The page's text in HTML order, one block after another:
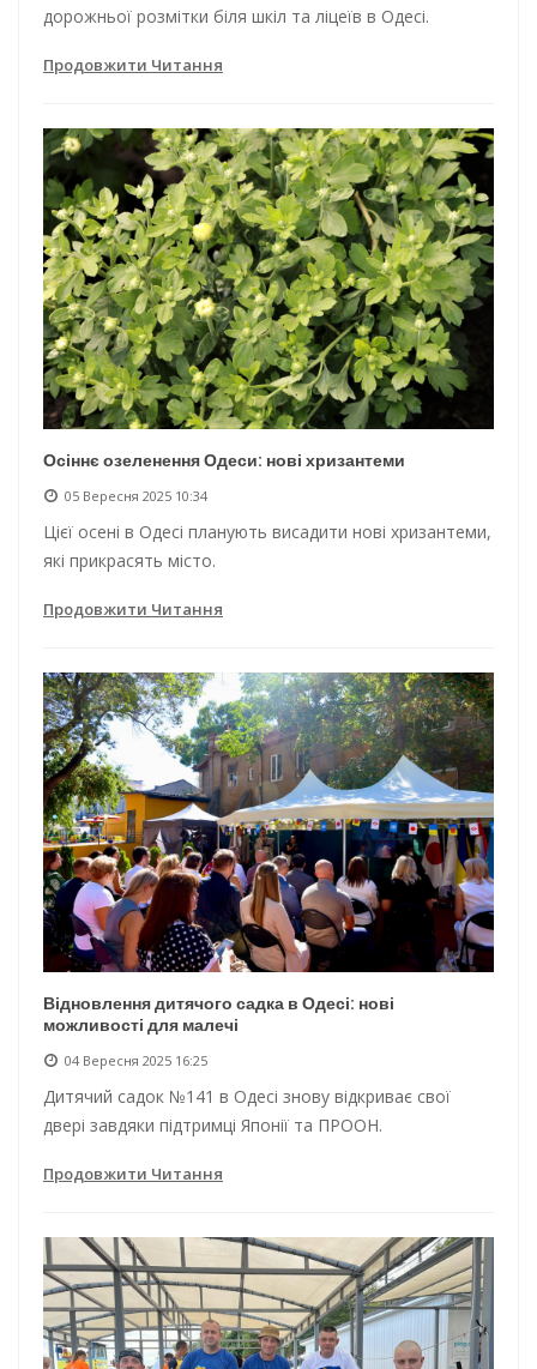
дорожньої розмітки біля шкіл та ліцеїв в Одесі.
Продовжити Читання
Осіннє озеленення Одеси: нові хризантеми
05 Вересня 2025 10:34
Цієї осені в Одесі планують висадити нові хризантеми,
які прикрасять місто.
Продовжити Читання
Відновлення дитячого садка в Одесі: нові
можливості для малечі
04 Вересня 2025 16:25
Дитячий садок №141 в Одесі знову відкриває свої
двері завдяки підтримці Японії та ПРООН.
Продовжити Читання